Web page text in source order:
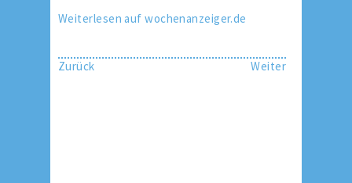
Weiterlesen auf wochenanzeiger.de
Zurück Weiter